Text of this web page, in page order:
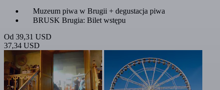
Muzeum piwa w Brugii + degustacja piwa
BRUSK Brugia: Bilet wstępu
Od 39,31 USD
37,34 USD